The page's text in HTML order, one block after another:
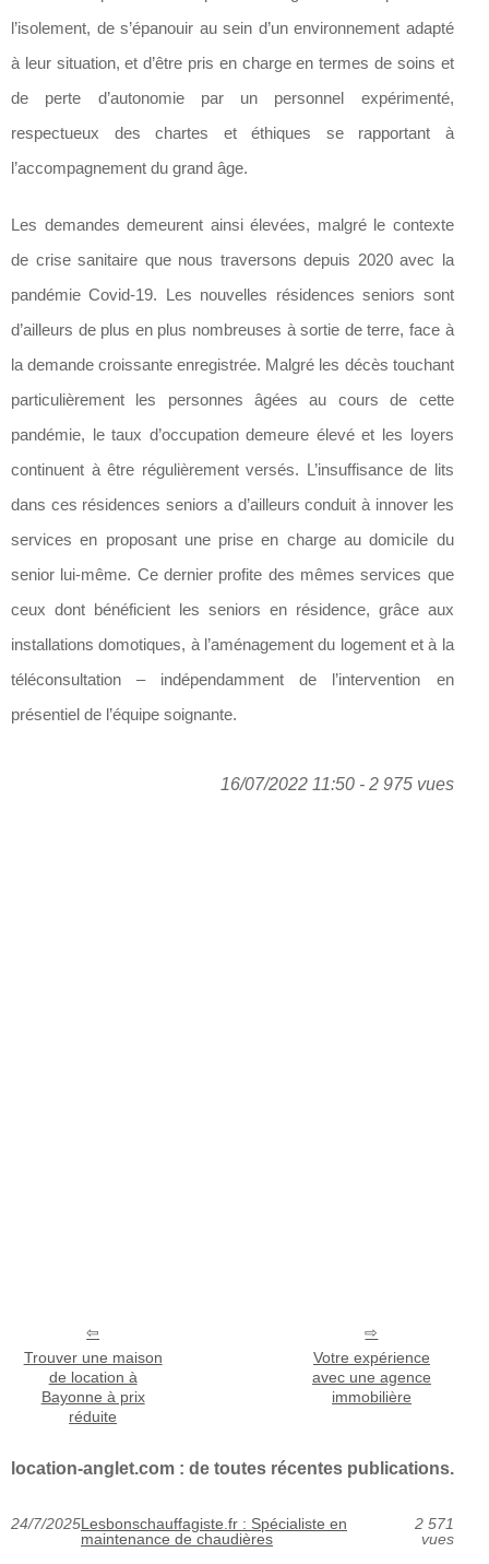
l’isolement, de s’épanouir au sein d’un environnement adapté
à leur situation, et d’être pris en charge en termes de soins et
de perte d’autonomie par un personnel expérimenté,
respectueux des chartes et éthiques se rapportant à
l’accompagnement du grand âge.
Les demandes demeurent ainsi élevées, malgré le contexte
de crise sanitaire que nous traversons depuis 2020 avec la
pandémie Covid-19. Les nouvelles résidences seniors sont
d’ailleurs de plus en plus nombreuses à sortie de terre, face à
la demande croissante enregistrée. Malgré les décès touchant
particulièrement les personnes âgées au cours de cette
pandémie, le taux d’occupation demeure élevé et les loyers
continuent à être régulièrement versés. L’insuffisance de lits
dans ces résidences seniors a d’ailleurs conduit à innover les
services en proposant une prise en charge au domicile du
senior lui-même. Ce dernier profite des mêmes services que
ceux dont bénéficient les seniors en résidence, grâce aux
installations domotiques, à l’aménagement du logement et à la
téléconsultation – indépendamment de l’intervention en
présentiel de l’équipe soignante.
16/07/2022 11:50 - 2 975 vues
Trouver une maison
de location à
Bayonne à prix
réduite
Votre expérience
avec une agence
immobilière
location-anglet.com : de toutes récentes publications.
24/7/2025Lesbonschauffagiste.fr : Spécialiste en
maintenance de chaudières
2 571
vues